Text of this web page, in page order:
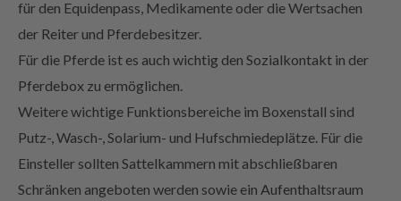
der Reiter und Pferdebesitzer.
Für die Pferde ist es auch wichtig den Sozialkontakt in der
Pferdebox zu ermöglichen.
Weitere wichtige Funktionsbereiche im Boxenstall sind
Putz-, Wasch-, Solarium- und Hufschmiedeplätze. Für die
Einsteller sollten Sattelkammern mit abschließbaren
Schränken angeboten werden sowie ein Aufenthaltsraum
und sanitäre Anlagen.